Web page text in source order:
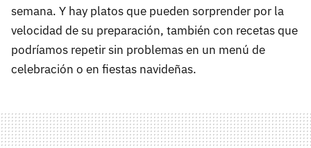
semana. Y hay platos que pueden sorprender por la
velocidad de su preparación, también con recetas que
podríamos repetir sin problemas en un menú de
celebración o en fiestas navideñas.